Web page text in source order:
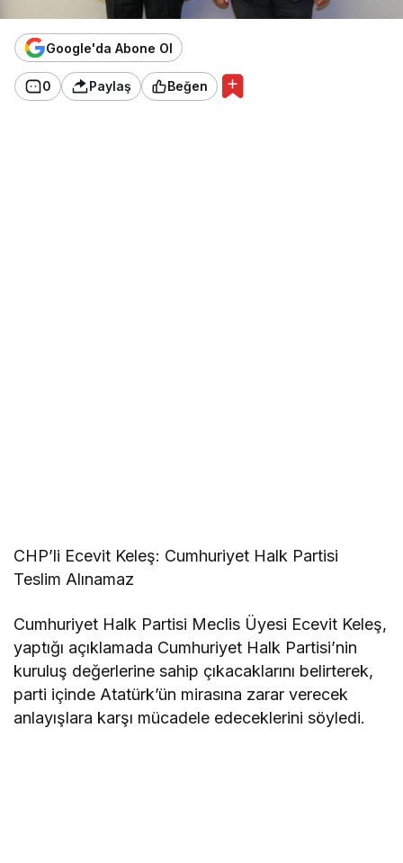
Google'da Abone Ol
0 Paylaş Beğen
CHP’li Ecevit Keleş: Cumhuriyet Halk Partisi
Teslim Alınamaz
Cumhuriyet Halk Partisi Meclis Üyesi Ecevit Keleş,
yaptığı açıklamada Cumhuriyet Halk Partisi’nin
kuruluş değerlerine sahip çıkacaklarını belirterek,
parti içinde Atatürk’ün mirasına zarar verecek
anlayışlara karşı mücadele edeceklerini söyledi.